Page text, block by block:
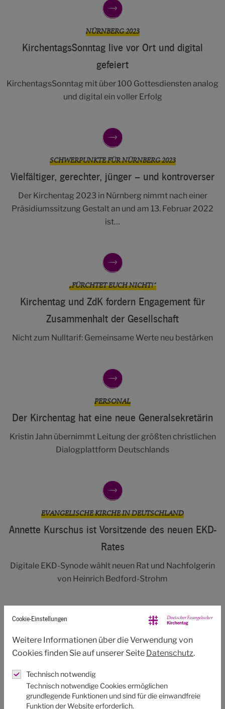
NÜRNBERG 2023
KirchentagsSonntag live vor Ort und digital
gefeiert
KirchentagsSonntag mit über 100 Gottesdiensten analog
und digital ein voller Erfolg
SCHWERPUNKTE FÜR NÜRNBERG 2023
Vielfältiger, gerechter, jünger – und kontroverser
Der Kirchentag 2023 in Nürnberg nimmt nach einer
Präsidiumssitzung Gestalt an und am 13. Februar 2022
ist…
„FÜRCHTET EUCH NICHT!“
Kirchentag und ZdK fordern Engagement für
Zusammenhalt der Gesellschaft
Nicht zum Nulltarif: Gemeinsame Werte neu bestärken
PERSONAL
Der Kirchentag hat eine neue Generalsekretärin
Kristin Jahn übernimmt Leitung der größten christlichen
Dialogplattform Deutschlands
EVANGELISCHE KIRCHE IN DEUTSCHLAND
Annette Kurschus ist Vorsitzende des neuen EKD-
Rates
Digitale EKD-Synode wählt neuen Rat und Nachfolgerin
von Heinrich Bedford-Strohm
NÜRNBERG 2023
Thomas de Maizière ist neuer Präsident des
Kirchentages – Losung für 2023:…
Der Deutsche Evangelische Kirchentag wählte
Cookie-Einstellungen
Weitere Informationen über die Verwendung von
Cookies finden Sie auf unserer Seite Datenschutz.
Technisch notwendig
Technisch notwendige Cookies ermöglichen
grundlegende Funktionen und sind für die einwandfreie
Funktion der Website erforderlich.